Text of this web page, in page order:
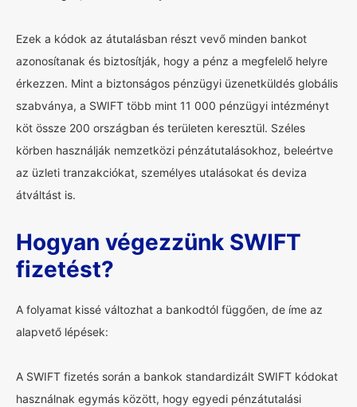
Ezek a kódok az átutalásban részt vevő minden bankot
azonosítanak és biztosítják, hogy a pénz a megfelelő helyre
érkezzen. Mint a biztonságos pénzügyi üzenetküldés globális
szabványa, a SWIFT több mint 11 000 pénzügyi intézményt
köt össze 200 országban és területen keresztül. Széles
körben használják nemzetközi pénzátutalásokhoz, beleértve
az üzleti tranzakciókat, személyes utalásokat és deviza
átváltást is.
Hogyan végezzünk SWIFT
fizetést?
A folyamat kissé változhat a bankodtól függően, de íme az
alapvető lépések:
A SWIFT fizetés során a bankok standardizált SWIFT kódokat
használnak egymás között, hogy egyedi pénzátutalási